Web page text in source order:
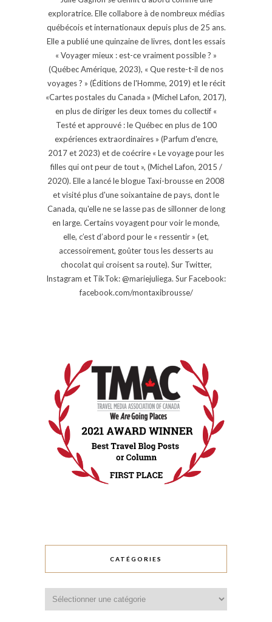
exploratrice. Elle collabore à de nombreux médias
québécois et internationaux depuis plus de 25 ans.
Elle a publié une quinzaine de livres, dont les essais
« Voyager mieux : est-ce vraiment possible ? »
(Québec Amérique, 2023), « Que reste-t-il de nos
voyages ? » (Éditions de l'Homme, 2019) et le récit
«Cartes postales du Canada » (Michel Lafon, 2017),
en plus de diriger les deux tomes du collectif «
Testé et approuvé : le Québec en plus de 100
expériences extraordinaires » (Parfum d'encre,
2017 et 2023) et de coécrire « Le voyage pour les
filles qui ont peur de tout », (Michel Lafon, 2015 /
2020). Elle a lancé le blogue Taxi-brousse en 2008
et visité plus d'une soixantaine de pays, dont le
Canada, qu'elle ne se lasse pas de sillonner de long
en large. Certains voyagent pour voir le monde,
elle, c’est d’abord pour le « ressentir » (et,
accessoirement, goûter tous les desserts au
chocolat qui croisent sa route). Sur Twitter,
Instagram et TikTok: @mariejuliega. Sur Facebook:
facebook.com/montaxibrousse/
CATÉGORIES